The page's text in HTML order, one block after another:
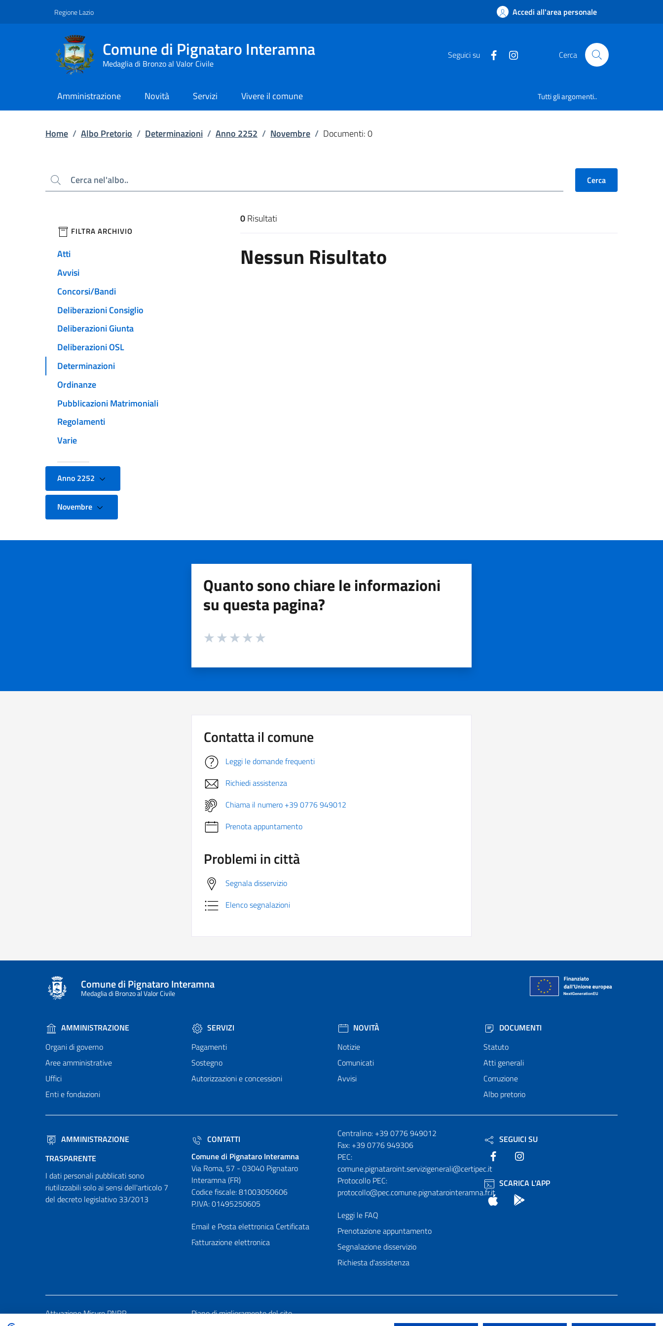
Regione Lazio Accedi all'area personale
Comune di Pignataro Interamna
Medaglia di Bronzo al Valor Civile
Seguici su Cerca
Amministrazione Novità Servizi Vivere il comune Tutti gli argomenti..
Home / Albo Pretorio / Determinazioni / Anno 2252 / Novembre / Documenti: 0
Cerca Cerca
filtri da applicare
FILTRA ARCHIVIO
Atti
Avvisi
Concorsi/Bandi
Deliberazioni Consiglio
Deliberazioni Giunta
Deliberazioni OSL
Determinazioni
Ordinanze
Pubblicazioni Matrimoniali
Regolamenti
Varie
Anno 2252
Novembre
Risultati di ricerca
0Risultati
Nessun Risultato
Quanto sono chiare le informazioni
su questa pagina?
Valuta da 1 a 5 stelle la pagina
Contatta il comune
Leggi le domande frequenti
Richiedi assistenza
Chiama il numero +39 0776 949012
Prenota appuntamento
Problemi in città
Segnala disservizio
Elenco segnalazioni
Comune di Pignataro Interamna
Medaglia di Bronzo al Valor Civile
AMMINISTRAZIONE
Organi di governo
Aree amministrative
Uffici
Enti e fondazioni
SERVIZI
Pagamenti
Sostegno
Autorizzazioni e concessioni
NOVITÀ
Notizie
Comunicati
Avvisi
DOCUMENTI
Statuto
Atti generali
Corruzione
Albo pretorio
AMMINISTRAZIONE
TRASPARENTE
I dati personali pubblicati sono
riutilizzabili solo ai sensi dell'articolo 7
del decreto legislativo 33/2013
CONTATTI
Comune di Pignataro Interamna
Via Roma, 57 - 03040 Pignataro
Interamna (FR)
Codice fiscale: 81003050606
P.IVA: 01495250605
Email e Posta elettronica Certificata
Fatturazione elettronica
Numeri utili
Centralino: +39 0776 949012
Fax: +39 0776 949306
PEC:
comune.pignataroint.servizigenerali@certipec.it
Protocollo PEC:
protocollo@pec.comune.pignatarointeramna.fr.it
Leggi le FAQ
Prenotazione appuntamento
Segnalazione disservizio
Richiesta d'assistenza
SEGUICI SU
Facebook
SCARICA L'APP
App Store
Attuazione Misure PNRR Piano di miglioramento del sito